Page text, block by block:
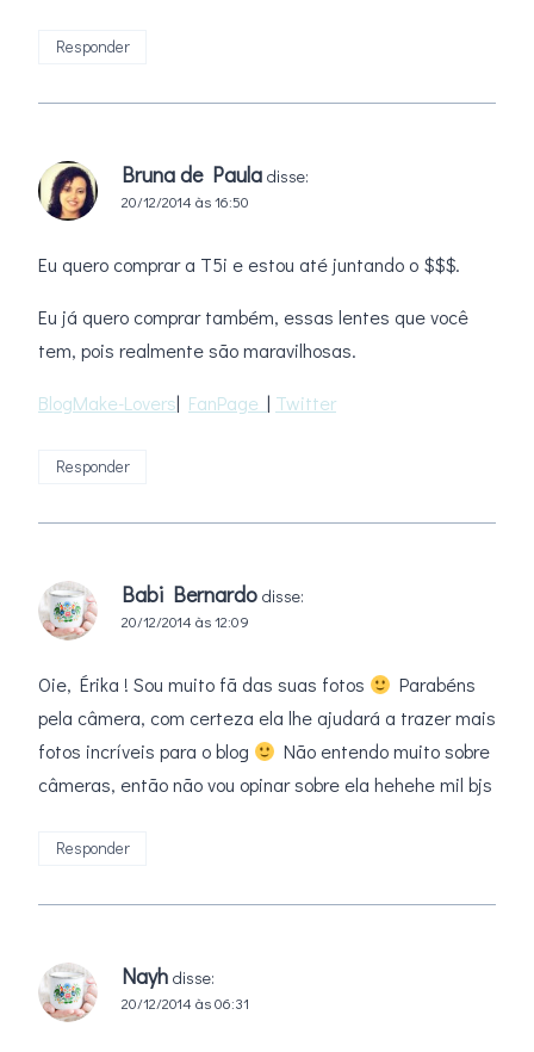
Responder
Bruna de Paula disse:
20/12/2014 às 16:50
Eu quero comprar a T5i e estou até juntando o $$$.
Eu já quero comprar também, essas lentes que você
tem, pois realmente são maravilhosas.
BlogMake-Lovers| FanPage | Twitter
Responder
Babi Bernardo disse:
20/12/2014 às 12:09
Oie, Érika ! Sou muito fã das suas fotos
Parabéns
pela câmera, com certeza ela lhe ajudará a trazer mais
fotos incríveis para o blog
Não entendo muito sobre
câmeras, então não vou opinar sobre ela hehehe mil bjs
Responder
Nayh disse:
20/12/2014 às 06:31